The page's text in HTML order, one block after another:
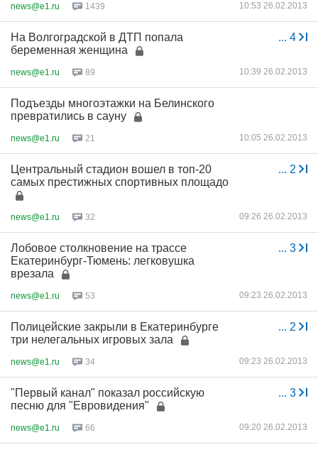
news@e1.ru 1439 10:53 26.02.2013
... 4
На Волгоградской в ДТП попала
беременная женщина
news@e1.ru 89 10:39 26.02.2013
Подъезды многоэтажки на Белинского
превратились в сауну
news@e1.ru 21 10:05 26.02.2013
... 2
Центральный стадион вошел в топ-20
самых престижных спортивных площадо
news@e1.ru 32 09:26 26.02.2013
... 3
Лобовое столкновение на трассе
Екатеринбург-Тюмень: легковушка
врезала
news@e1.ru 53 09:23 26.02.2013
... 2
Полицейские закрыли в Екатеринбурге
три нелегальных игровых зала
news@e1.ru 34 09:23 26.02.2013
... 3
"Первый канал" показал российскую
песню для "Евровидения"
news@e1.ru 66 09:20 26.02.2013